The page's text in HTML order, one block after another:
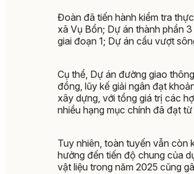
Đoàn đã tiến hành kiểm tra
xã Vụ Bổn; Dự án thành phần
giai đoạn 1; Dự án cầu vượt
Cụ thể, Dự án đường giao
đồng, lũy kế giải ngân đạt
xây dựng, với tổng giá trị các
nhiều hạng mục chính đã đạt
Tuy nhiên, toàn tuyến vẫn còn
hưởng đến tiến độ chung của
vật liệu trong năm 2025 cũng